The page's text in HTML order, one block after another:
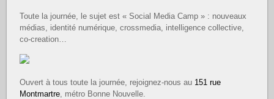
Toute la journée, le sujet est « Social Media Camp » : nouveaux
médias, identité numérique, crossmedia, intelligence collective,
co-creation…
Ouvert à tous toute la journée, rejoignez-nous au 151 rue
Montmartre , métro Bonne Nouvelle.